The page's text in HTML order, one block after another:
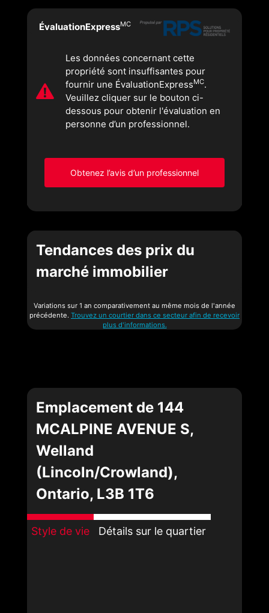
ÉvaluationExpressMC
Les données concernant cette
propriété sont insuffisantes pour
fournir une ÉvaluationExpressMC.
Veuillez cliquer sur le bouton ci-
dessous pour obtenir l'évaluation en
personne d’un professionnel.
Obtenez l’avis d’un professionnel
Tendances des prix du
marché immobilier
Variations sur 1 an comparativement au même mois de l'année
précédente. Trouvez un courtier dans ce secteur afin de recevoir
plus d'informations.
Emplacement de 144
MCALPINE AVENUE S,
Welland
(Lincoln/Crowland),
Ontario, L3B 1T6
Style de vie Détails sur le quartier